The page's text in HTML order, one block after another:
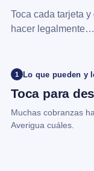
Toca cada tarjeta
hacer
1 Lo que pueden y
Toca para
Muchas cobranzas
Averigua cuáles.